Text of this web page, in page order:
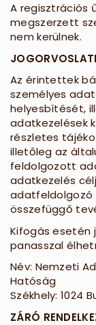
A regisztrációs
megszerzett
nem kerülnek.
Az érintettek
személyes
helyesbítését,
adatkezelések
részletes
illetőleg az
feldolgozott
adatkezelés
adatfeldolgozó
összefüggő
Kifogás esetén
panasszal
Név: Nemzeti
Hatóság
Székhely: 1024
ZÁRÓ